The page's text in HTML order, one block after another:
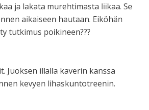
ja lakata murehtimasta liikaa. Se
aikaiseen hautaan. Eiköhän
tutkimus poikineen???
Juoksen illalla kaverin kanssa
kevyen lihaskuntotreenin.